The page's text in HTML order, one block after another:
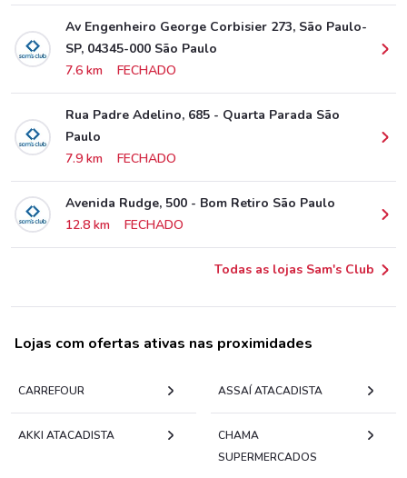
Av Engenheiro George Corbisier 273, São Paulo-
SP, 04345-000 São Paulo
7.6 km
FECHADO
Rua Padre Adelino, 685 - Quarta Parada São
Paulo
7.9 km
FECHADO
Avenida Rudge, 500 - Bom Retiro São Paulo
12.8 km
FECHADO
Todas as lojas Sam's Club
Lojas com ofertas ativas nas proximidades
CARREFOUR ASSAÍ ATACADISTA
AKKI ATACADISTA
CHAMA
SUPERMERCADOS